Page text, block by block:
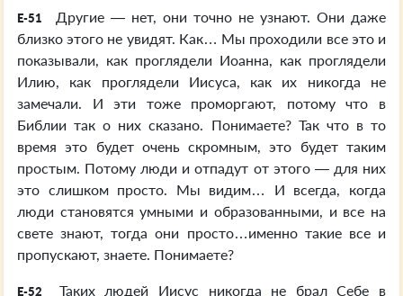
E-51
Другие — нет, они точно не узнают. Они даже
близко этого не увидят. Как… Мы проходили все это и
показывали, как проглядели Иоанна, как проглядели
Илию, как проглядели Иисуса, как их никогда не
замечали. И эти тоже проморгают, потому что в
Библии так о них сказано. Понимаете? Так что в то
время это будет очень скромным, это будет таким
простым. Потому люди и отпадут от этого — для них
это слишком просто. Мы видим… И всегда, когда
люди становятся умными и образованными, и все на
свете знают, тогда они просто…именно такие все и
пропускают, знаете. Понимаете?
E-52 Таких людей Иисус никогда не брал Себе в